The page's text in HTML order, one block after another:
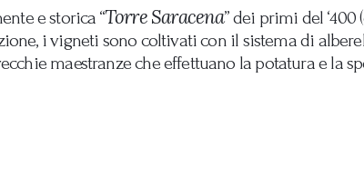
e storica “Torre Saracena” dei primi del ‘400
i vigneti sono coltivati con il sistema di
maestranze che effettuano la potatura e la